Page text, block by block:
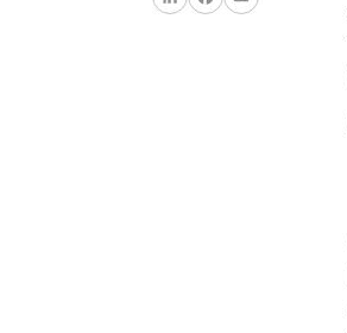
FacebookEmail